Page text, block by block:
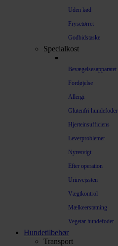
Uden kød
Frysetørret
Godbidstaske
Specialkost
Bevægelsesapparatet
Fordøjelse
Allergi
Glutenfri hundefoder
Hjerteinsufficiens
Leverproblemer
Nyresvigt
Efter operation
Urinvejssten
Vægtkontrol
Mælkeerstatning
Vegetar hundefoder
Hundetilbehør
Transport